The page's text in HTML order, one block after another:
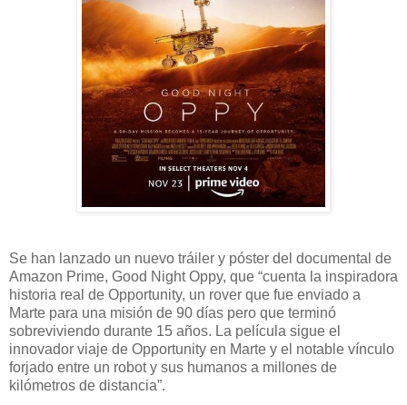
Se han lanzado un nuevo tráiler y póster del documental de
Amazon Prime, Good Night Oppy, que “cuenta la inspiradora
historia real de Opportunity, un rover que fue enviado a
Marte para una misión de 90 días pero que terminó
sobreviviendo durante 15 años. La película sigue el
innovador viaje de Opportunity en Marte y el notable vínculo
forjado entre un robot y sus humanos a millones de
kilómetros de distancia”.